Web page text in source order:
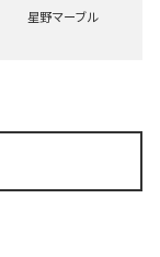
星野マーブル